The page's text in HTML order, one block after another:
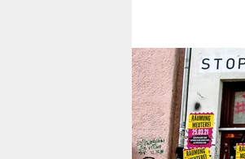
nord
wahrheit
verlag